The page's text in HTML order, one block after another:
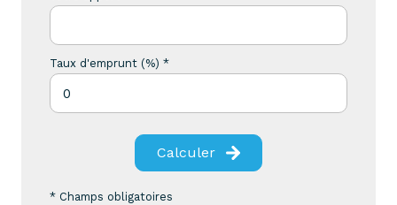
Taux d'emprunt (%) *
Calculer
* Champs obligatoires